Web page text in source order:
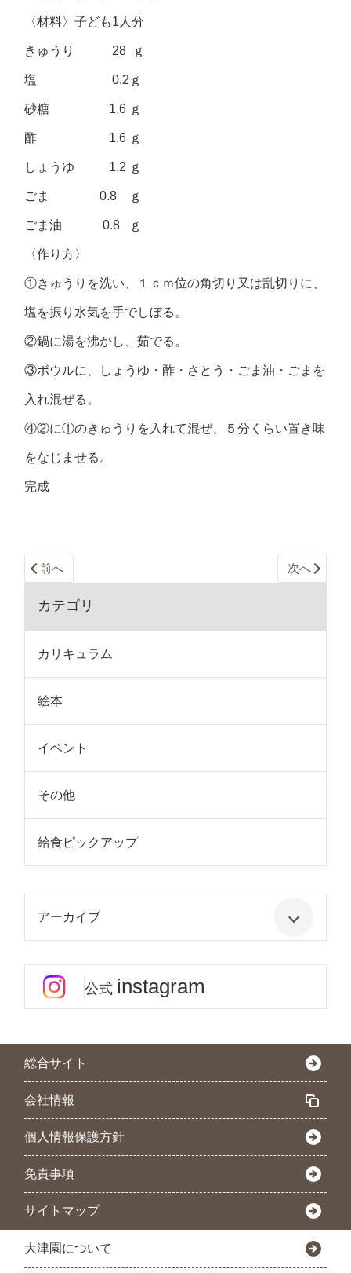
〈材料〉子ども1人分
きゅうり 28 ｇ
塩 0.2ｇ
砂糖 1.6 ｇ
酢 1.6 ｇ
しょうゆ 1.2 ｇ
ごま 0.8 ｇ
ごま油 0.8 ｇ
〈作り方〉
①きゅうりを洗い、１ｃｍ位の角切り又は乱切りに、
塩を振り水気を手でしぼる。
②鍋に湯を沸かし、茹でる。
③ボウルに、しょうゆ・酢・さとう・ごま油・ごまを
入れ混ぜる。
④②に①のきゅうりを入れて混ぜ、５分くらい置き味
をなじませる。
完成
前へ 次へ
カテゴリ
カリキュラム
絵本
イベント
その他
給食ピックアップ
アーカイブ
公式 instagram
総合サイト
会社情報
個人情報保護方針
免責事項
サイトマップ
大津園について